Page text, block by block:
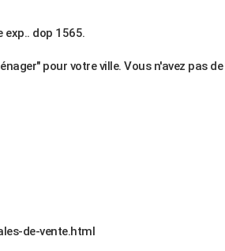
exp.. dop 1565.
pour votre ville. Vous n'avez pas de
de-vente.html